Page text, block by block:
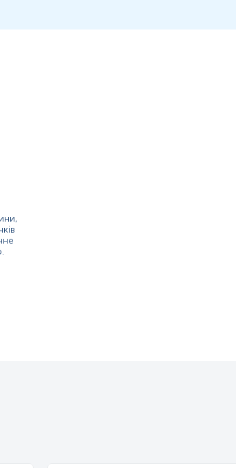
що містить повну клінічну інформацію.